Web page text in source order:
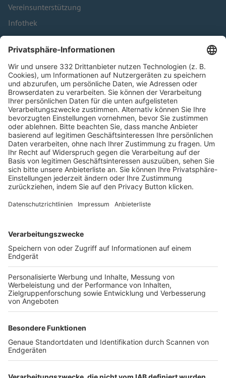
Vereinsunterstützung
Infothek
Kontakt
HÄUFIG BESUCHTE SEITEN
Pässe und Vereinswechsel
Trainerausbildung
Schulungsangebot Vereinsmitarbeiter
BFV-Geschäftsstellen
Trainerbörse
Login SpielPlus
FOLGE DEM BFV
TOP-VEREINE
TOP-PARTNER